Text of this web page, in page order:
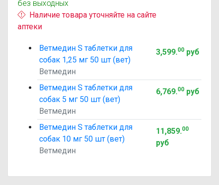
без выходных
Наличие товара уточняйте на сайте
аптеки
Ветмедин S таблетки для
собак 1,25 мг 50 шт (вет)
Ветмедин
3,599.00руб
Ветмедин S таблетки для
собак 5 мг 50 шт (вет)
Ветмедин
6,769.00руб
Ветмедин S таблетки для
собак 10 мг 50 шт (вет)
Ветмедин
11,859.00
руб